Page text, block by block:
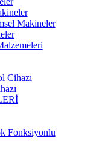
Makineler
Cihazı
Fonksiyonlu